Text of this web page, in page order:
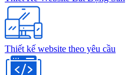
Thiết kế website theo yêu cầu